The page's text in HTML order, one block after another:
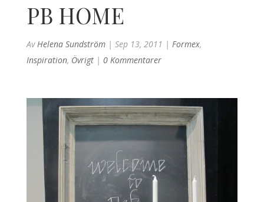
PB HOME
AvHelena Sundström| Sep 13, 2011 | Formex,
Inspiration, Övrigt| 0 Kommentarer